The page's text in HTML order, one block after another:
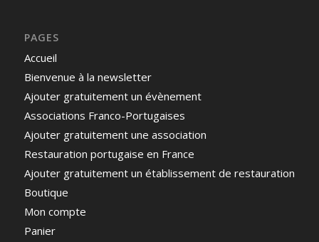
PAGES
Accueil
Bienvenue à la newsletter
Ajouter gratuitement un évènement
Associations Franco-Portugaises
Ajouter gratuitement une association
Restauration portugaise en France
Ajouter gratuitement un établissement de restauration
Boutique
Mon compte
Panier